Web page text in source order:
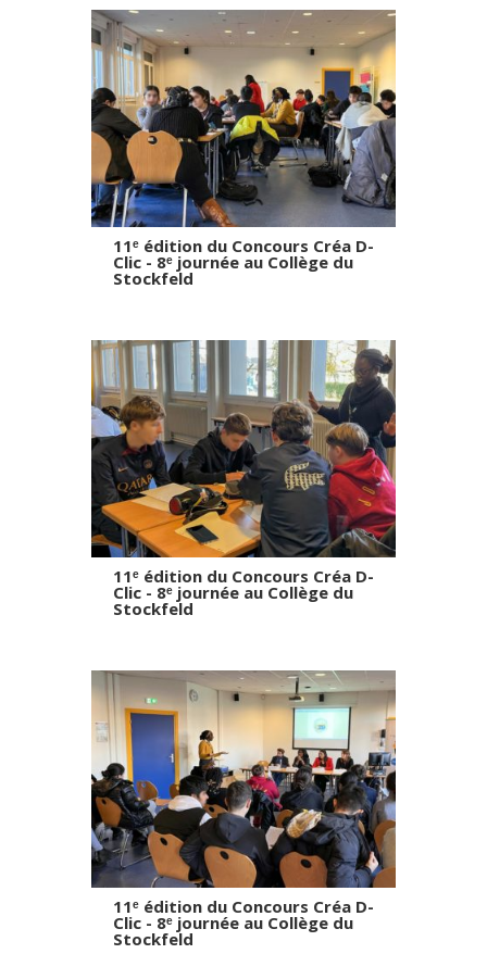
11ᵉ édition du Concours Créa D-
Clic - 8ᵉ journée au Collège du
Stockfeld
11ᵉ édition du Concours Créa D-
Clic - 8ᵉ journée au Collège du
Stockfeld
11ᵉ édition du Concours Créa D-
Clic - 8ᵉ journée au Collège du
Stockfeld